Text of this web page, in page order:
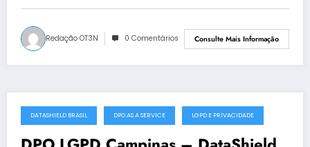
Redação OT3N 0 Comentários Consulte Mais Informação
julho 2, 2025
DATASHIELD BRASIL DPO AS A SERVICE LGPD E PRIVACIDADE